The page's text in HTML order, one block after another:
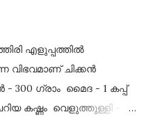
എളുപ്പത്തിൽ
വിഭവമാണ് ചിക്കൻ
- 300 ഗ്രാം മൈദ - 1 കപ്പ്‌
കഷ്ണം വെളുത്തുള്ളി - 5